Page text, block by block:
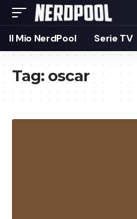
Il Mio NerdPool Serie TV
Tag: oscar